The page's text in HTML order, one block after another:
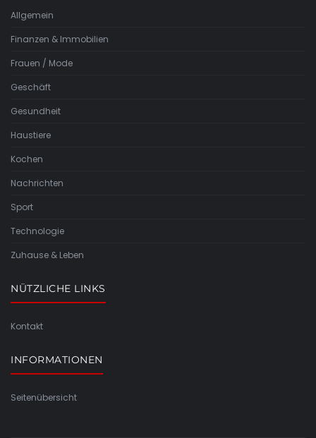
Allgemein
Finanzen & Immobilien
Frauen / Mode
Geschäft
Gesundheit
Haustiere
Kochen
Nachrichten
Sport
Technologie
Zuhause & Leben
NÜTZLICHE LINKS
Kontakt
INFORMATIONEN
Seitenübersicht